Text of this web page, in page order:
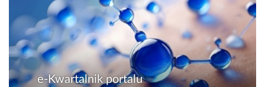
e-Kwartalnik portalu